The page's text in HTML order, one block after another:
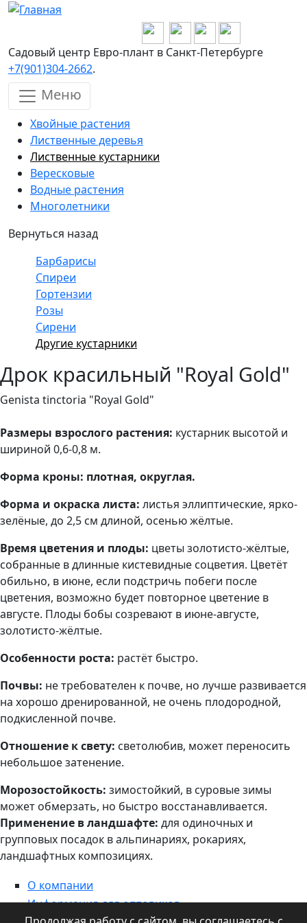
Перейти к основному содержанию
Садовый центр Евро-плант в Санкт-Петербурге
+7(901)304-2662.
Меню
Хвойные растения
Лиственные деревья
Лиственные кустарники
Вересковые
Водные растения
Многолетники
Вернуться назад
Барбарисы
Спиреи
Гортензии
Розы
Сирени
Другие кустарники
Дрок красильный "Royal Gold"
Genista tinctoria "Royal Gold"
Размеры взрослого растения: кустарник высотой и
шириной 0,6-0,8 м.
Форма кроны: плотная, округлая.
Форма и окраска листа: листья эллиптические, ярко-
зелёные, до 2,5 см длиной, осенью жёлтые.
Время цветения и плоды: цветы золотисто-жёлтые,
собранные в длинные кистевидные соцветия. Цветёт
обильно, в июне, если подстричь побеги после
цветения, возможно будет повторное цветение в
августе. Плоды бобы созревают в июне-августе,
золотисто-жёлтые.
Особенности роста: растёт быстро.
Почвы: не требователен к почве, но лучше развивается
на хорошо дренированной, не очень плодородной,
подкисленной почве.
Отношение к свету: светолюбив, может переносить
небольшое затенение.
Морозостойкость: зимостойкий, в суровые зимы
может обмерзать, но быстро восстанавливается.
Применение в ландшафте: для одиночных и
групповых посадок в альпинариях, рокариях,
ландшафтных композициях.
О компании
Информация для оптовиков